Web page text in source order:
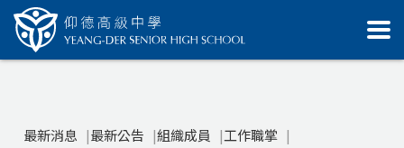
最新消息 最新公告 組織成員
工作職掌